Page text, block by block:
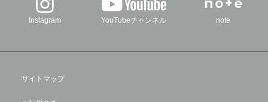
Instagram YouTubeチャンネル note
サイトマップ